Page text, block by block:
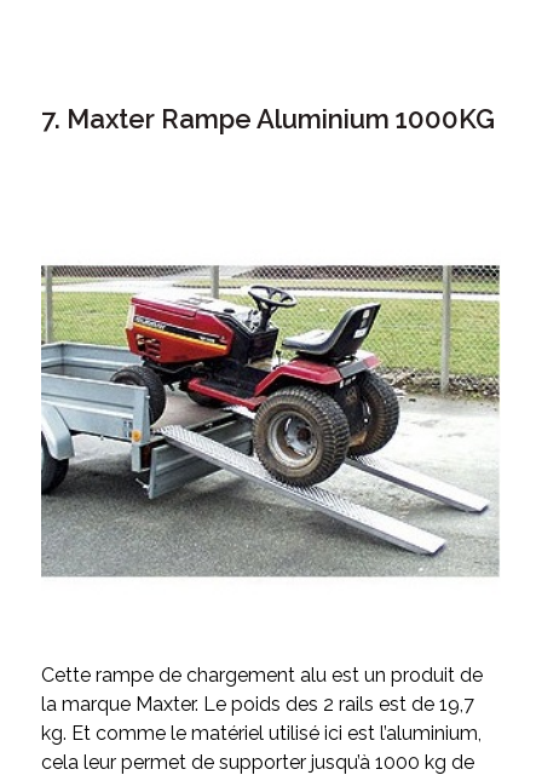
7. Maxter Rampe Aluminium 1000KG
Cette rampe de chargement alu est un produit de
la marque Maxter. Le poids des 2 rails est de 19,7
kg. Et comme le matériel utilisé ici est l’aluminium,
cela leur permet de supporter jusqu’à 1000 kg de